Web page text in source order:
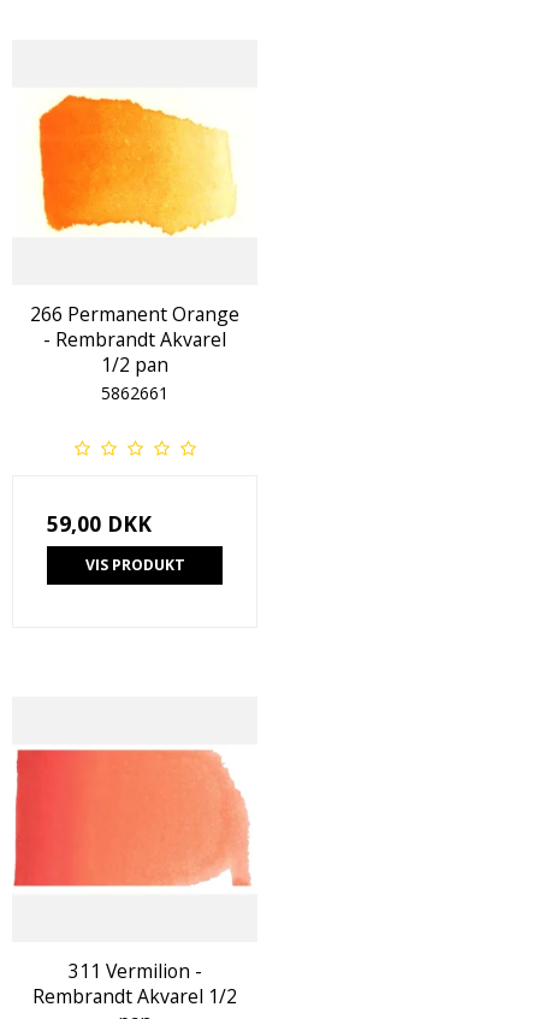
266 Permanent Orange
- Rembrandt Akvarel
1/2 pan
5862661
59,00 DKK
VIS PRODUKT
311 Vermilion -
Rembrandt Akvarel 1/2